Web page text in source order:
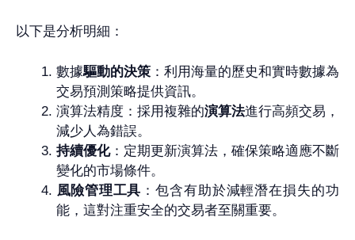
以下是分析明細：
數據驅動的決策 ：利用海量的歷史和實時數據為
交易預測策略提供資訊。
演算法精度：採用複雜的演算法進行高頻交易，
減少人為錯誤。
持續優化：定期更新演算法，確保策略適應不斷
變化的市場條件。
風險管理工具 ：包含有助於減輕潛在損失的功
能，這對注重安全的交易者至關重要。